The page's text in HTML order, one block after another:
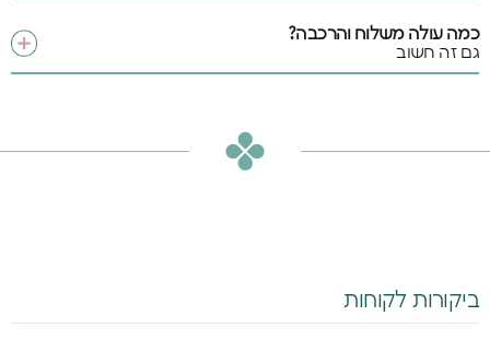
כמה עולה משלוח והרכבה?
גם זה חשוב
ביקורות לקוחות